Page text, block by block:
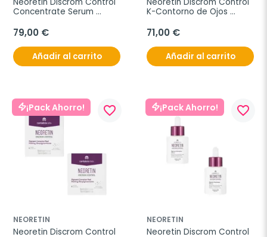
Concentrate Serum
79,00 €
Añadir al carrito
K-Contorno de Ojos
71,00 €
Añadir al carrito
¡Pack Ahorro! favorite_border
NEORETIN
Neoretin Discrom Control
¡Pack Ahorro! favorite_border
NEORETIN
Neoretin Discrom Control